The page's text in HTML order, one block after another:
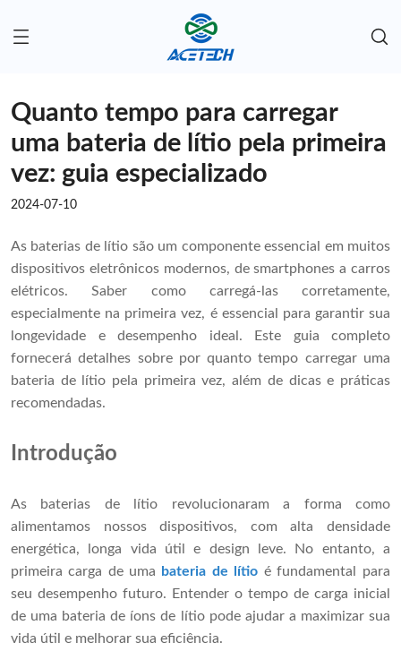
Quanto tempo para carregar
uma bateria de lítio pela primeira
vez: guia especializado
2024-07-10
As baterias de lítio são um componente essencial em muitos
dispositivos eletrônicos modernos, de smartphones a carros
elétricos. Saber como carregá-las corretamente,
especialmente na primeira vez, é essencial para garantir sua
longevidade e desempenho ideal. Este guia completo
fornecerá detalhes sobre por quanto tempo carregar uma
bateria de lítio pela primeira vez, além de dicas e práticas
recomendadas.
Introdução
As baterias de lítio revolucionaram a forma como
alimentamos nossos dispositivos, com alta densidade
energética, longa vida útil e design leve. No entanto, a
primeira carga de uma
bateria de lítio é fundamental para
seu desempenho futuro. Entender o tempo de carga inicial
de uma bateria de íons de lítio pode ajudar a maximizar sua
vida útil e melhorar sua eficiência.